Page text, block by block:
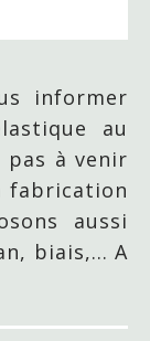
informer
au
pas à venir
fabrication
aussi
biais,… A